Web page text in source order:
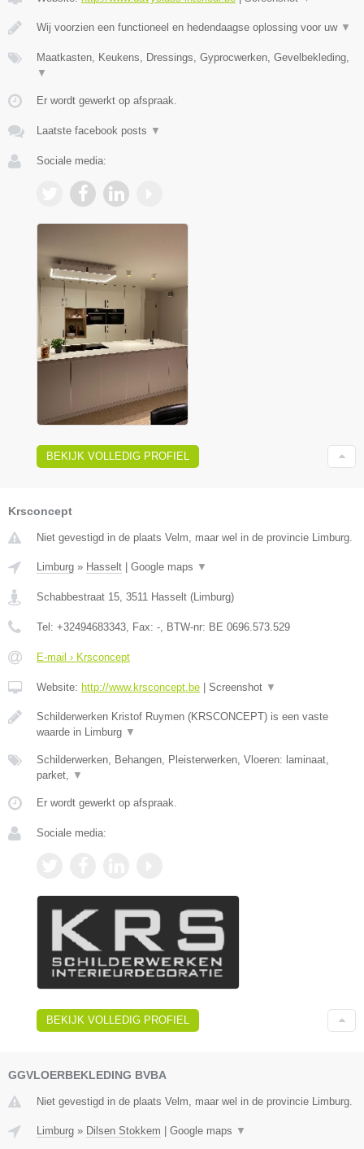
Wij voorzien een functioneel en hedendaagse oplossing voor uw ▼
Maatkasten, Keukens, Dressings, Gyprocwerken, Gevelbekleding,
▼
Er wordt gewerkt op afspraak.
Laatste facebook posts ▼
Sociale media:
BEKIJK VOLLEDIG PROFIEL
Krsconcept
Niet gevestigd in de plaats Velm, maar wel in de provincie Limburg.
Limburg » Hasselt Google maps ▼
Schabbestraat 15, 3511 Hasselt (Limburg)
Tel: +32494683343, Fax: -, BTW-nr: BE 0696.573.529
E-mail › Krsconcept
Website: http://www.krsconcept.be Screenshot ▼
Schilderwerken Kristof Ruymen (KRSCONCEPT) is een vaste
waarde in Limburg ▼
Schilderwerken, Behangen, Pleisterwerken, Vloeren: laminaat,
parket, ▼
Er wordt gewerkt op afspraak.
Sociale media:
BEKIJK VOLLEDIG PROFIEL
GGVLOERBEKLEDING BVBA
Niet gevestigd in de plaats Velm, maar wel in de provincie Limburg.
Limburg » Dilsen Stokkem Google maps ▼